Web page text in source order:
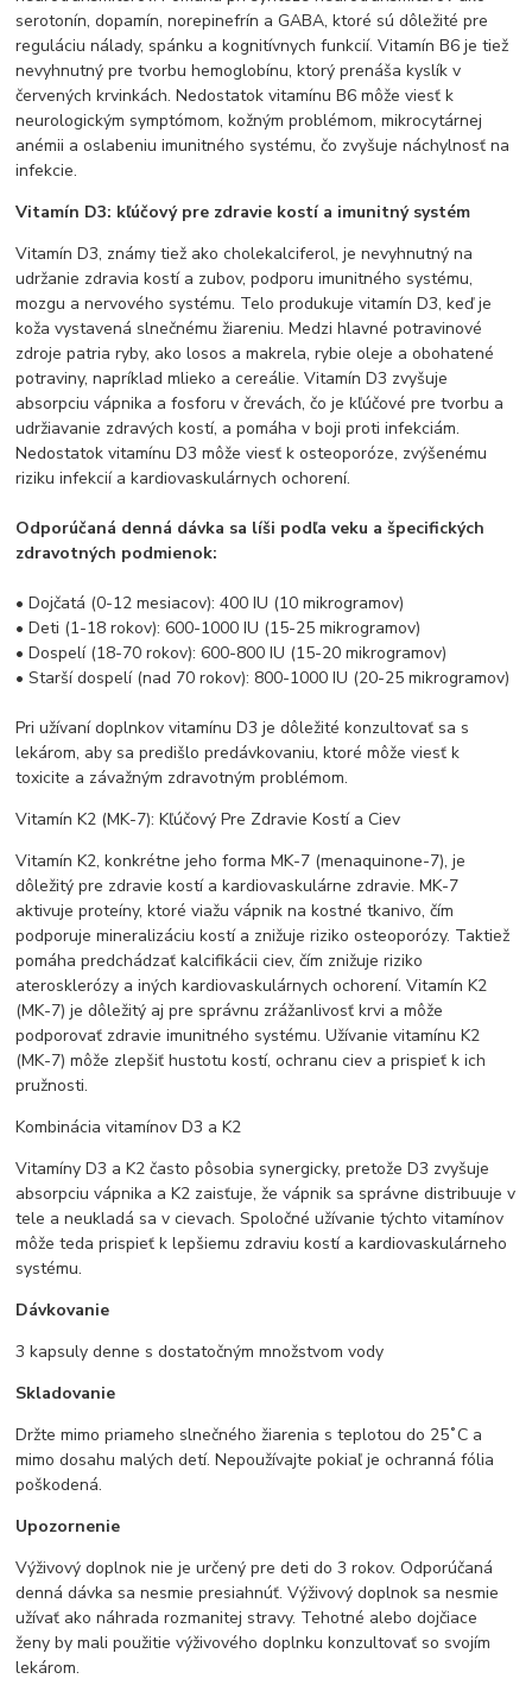
serotonín, dopamín, norepinefrín a GABA, ktoré sú dôležité pre
reguláciu nálady, spánku a kognitívnych funkcií. Vitamín B6 je tiež
nevyhnutný pre tvorbu hemoglobínu, ktorý prenáša kyslík v
červených krvinkách. Nedostatok vitamínu B6 môže viesť k
neurologickým symptómom, kožným problémom, mikrocytárnej
anémii a oslabeniu imunitného systému, čo zvyšuje náchylnosť na
infekcie.
Vitamín D3: kľúčový pre zdravie kostí a imunitný systém
Vitamín D3, známy tiež ako cholekalciferol, je nevyhnutný na
udržanie zdravia kostí a zubov, podporu imunitného systému,
mozgu a nervového systému. Telo produkuje vitamín D3, keď je
koža vystavená slnečnému žiareniu. Medzi hlavné potravinové
zdroje patria ryby, ako losos a makrela, rybie oleje a obohatené
potraviny, napríklad mlieko a cereálie. Vitamín D3 zvyšuje
absorpciu vápnika a fosforu v črevách, čo je kľúčové pre tvorbu a
udržiavanie zdravých kostí, a pomáha v boji proti infekciám.
Nedostatok vitamínu D3 môže viesť k osteoporóze, zvýšenému
riziku infekcií a kardiovaskulárnych ochorení.
Odporúčaná denná dávka sa líši podľa veku a špecifických
zdravotných podmienok:
• Dojčatá (0-12 mesiacov): 400 IU (10 mikrogramov)
• Deti (1-18 rokov): 600-1000 IU (15-25 mikrogramov)
• Dospelí (18-70 rokov): 600-800 IU (15-20 mikrogramov)
• Starší dospelí (nad 70 rokov): 800-1000 IU (20-25 mikrogramov)
Pri užívaní doplnkov vitamínu D3 je dôležité konzultovať sa s
lekárom, aby sa predišlo predávkovaniu, ktoré môže viesť k
toxicite a závažným zdravotným problémom.
Vitamín K2 (MK-7): Kľúčový Pre Zdravie Kostí a Ciev
Vitamín K2, konkrétne jeho forma MK-7 (menaquinone-7), je
dôležitý pre zdravie kostí a kardiovaskulárne zdravie. MK-7
aktivuje proteíny, ktoré viažu vápnik na kostné tkanivo, čím
podporuje mineralizáciu kostí a znižuje riziko osteoporózy. Taktiež
pomáha predchádzať kalcifikácii ciev, čím znižuje riziko
aterosklerózy a iných kardiovaskulárnych ochorení. Vitamín K2
(MK-7) je dôležitý aj pre správnu zrážanlivosť krvi a môže
podporovať zdravie imunitného systému. Užívanie vitamínu K2
(MK-7) môže zlepšiť hustotu kostí, ochranu ciev a prispieť k ich
pružnosti.
Kombinácia vitamínov D3 a K2
Vitamíny D3 a K2 často pôsobia synergicky, pretože D3 zvyšuje
absorpciu vápnika a K2 zaisťuje, že vápnik sa správne distribuuje v
tele a neukladá sa v cievach. Spoločné užívanie týchto vitamínov
môže teda prispieť k lepšiemu zdraviu kostí a kardiovaskulárneho
systému.
Dávkovanie
3 kapsuly denne s dostatočným množstvom vody
Skladovanie
Držte mimo priameho slnečného žiarenia s teplotou do 25˚C a
mimo dosahu malých detí. Nepoužívajte pokiaľ je ochranná fólia
poškodená.
Upozornenie
Výživový doplnok nie je určený pre deti do 3 rokov. Odporúčaná
denná dávka sa nesmie presiahnúť. Výživový doplnok sa nesmie
užívať ako náhrada rozmanitej stravy. Tehotné alebo dojčiace
ženy by mali použitie výživového doplnku konzultovať so svojím
lekárom.